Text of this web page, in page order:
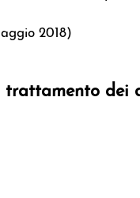
2018)
trattamento dei